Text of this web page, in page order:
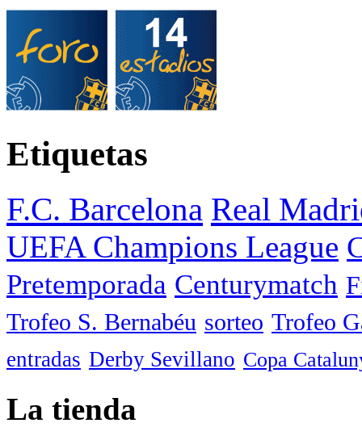
Etiquetas
F.C. Barcelona Real
UEFA Champions League
Pretemporada Centurymatch
Trofeo S. Bernabéu sorteo Trofeo
entradas Derby Sevillano Copa
La tienda